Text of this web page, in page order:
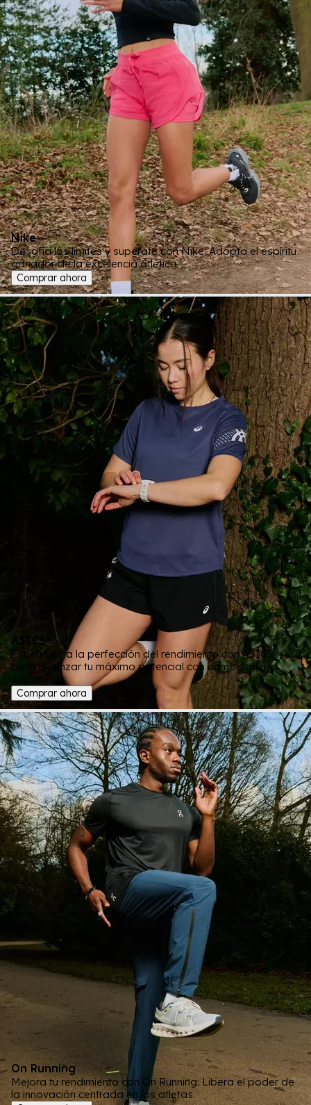
Nike
Desafía los límites y supérate con Nike: Adopta el espíritu
ganador de la excelencia atlética.
Comprar ahora
ASICS
Experimenta la perfección del rendimiento con ASICS
para alcanzar tu máximo potencial con comodidad y
soporte.
Comprar ahora
On Running
Mejora tu rendimiento con On Running: Libera el poder de
la innovación centrada en los atletas.